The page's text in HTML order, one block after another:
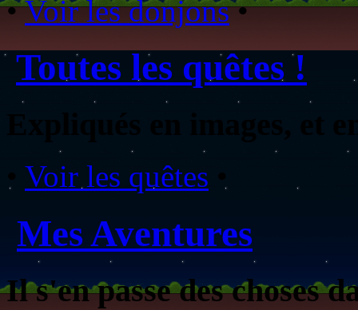
•Voir les donjons•
Toutes les quêtes !
Expliqués en images, et
Voir les quêtes •
Mes Aventures
Il s'en passe des choses